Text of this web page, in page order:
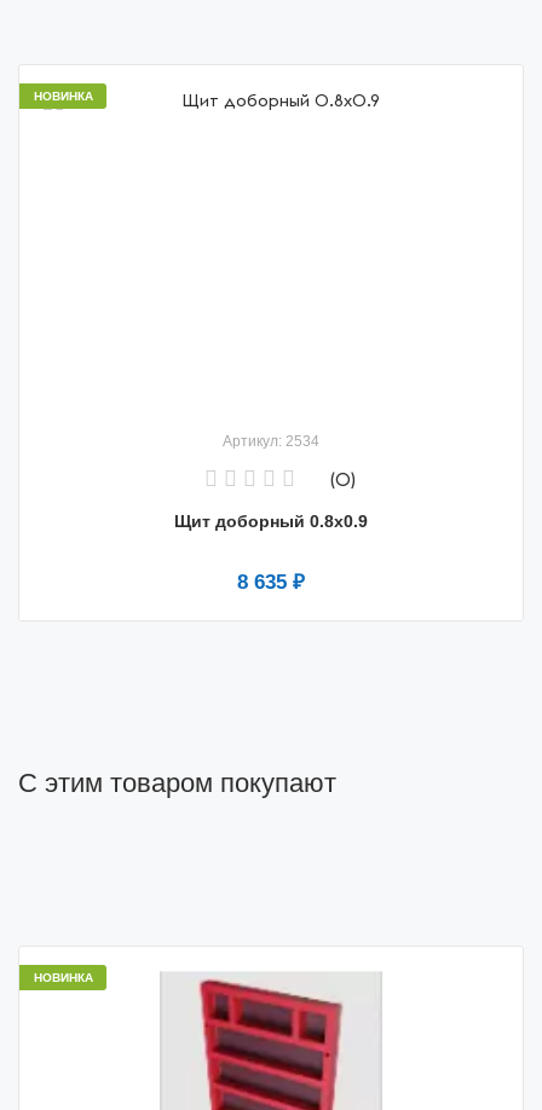
НОВИНКА
Артикул: 2534
(0)
Щит доборный 0.8x0.9
8 635 ₽
С этим товаром покупают
НОВИНКА